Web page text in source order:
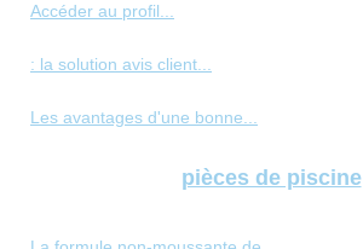
Accéder au profil...
: la solution avis client...
Les avantages d'une bonne...
pièces de piscine